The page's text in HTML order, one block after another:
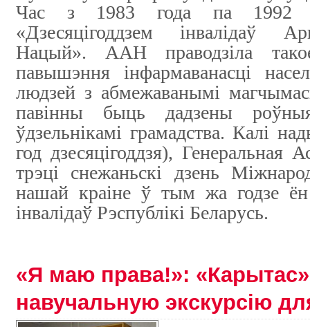
Час з 1983 года па 1992
«Дзесяцігоддзем інвалідаў
Нацый». ААН праводзіла такое
павышэння інфармаванасці
людзей з абмежаванымі
павінны быць дадзены
ўдзельнікамі грамадства. Калі
год дзесяцігоддзя), Генеральная
трэці снежаньскі дзень
нашай краіне ў тым жа годзе
інвалідаў Рэспублікі Беларусь.
«Я маю права!»: «Карытас»
навучальную экскурсію